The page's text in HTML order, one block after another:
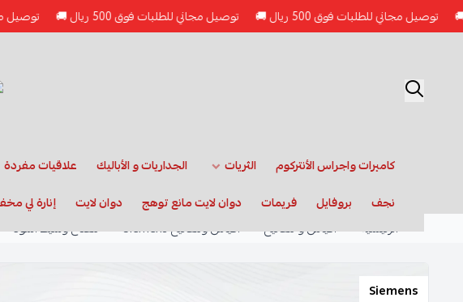
مجاني للطلبات فوق 500 ريال 🚚 توصيل مجاني للطلبات فوق 500 ريال 🚚 توصيل مجاني
كاميرات واجراس الأنتركوم الثريات الجداريات و الأباليك علاقيات مفردة
نجف
بروفايل فريمات دوان لايت مانع توهج دوان لايت إنارة لي
الرئيسية
أفياش و مفاتيح أفياش ومفاتيح Siemens مفتاح وسيط اسود
Siemens